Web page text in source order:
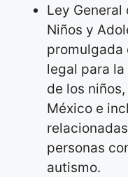
Ley General
Niños y
promulgada
legal para
de los
México e
personas
autismo.